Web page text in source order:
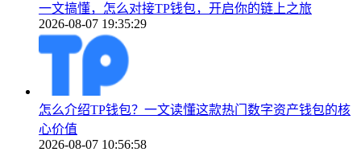
一文搞懂，怎么对接TP钱包，开启你的链上之旅
2026-08-07 19:35:29
怎么介绍TP钱包？一文读懂这款热门数字资产钱包的核
心价值
2026-08-07 10:56:58